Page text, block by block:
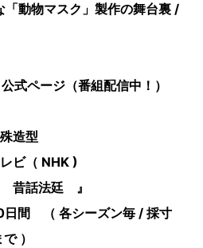
「動物マスク」製作の舞台裏 /
式ページ（番組配信中！）
造型
（ NHK )
話法廷 』
（ 各シーズン毎 / 採寸
）